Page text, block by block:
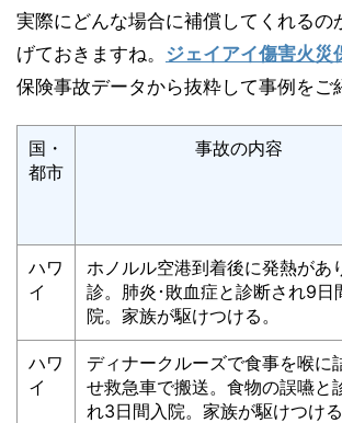
実際にどんな場合に補償してくれるの
げておきますね。 ジェイアイ傷害火災
保険事故データから抜粋して事例をご
国・
都市
事故の内容
ハワ
イ
ホノルル空港到着後に発熱があ
診。肺炎･敗血症と診断され9日
院。家族が駆けつける。
ハワ
イ
ディナークルーズで食事を喉に
せ救急車で搬送。食物の誤嚥と
れ3日間入院。家族が駆けつける